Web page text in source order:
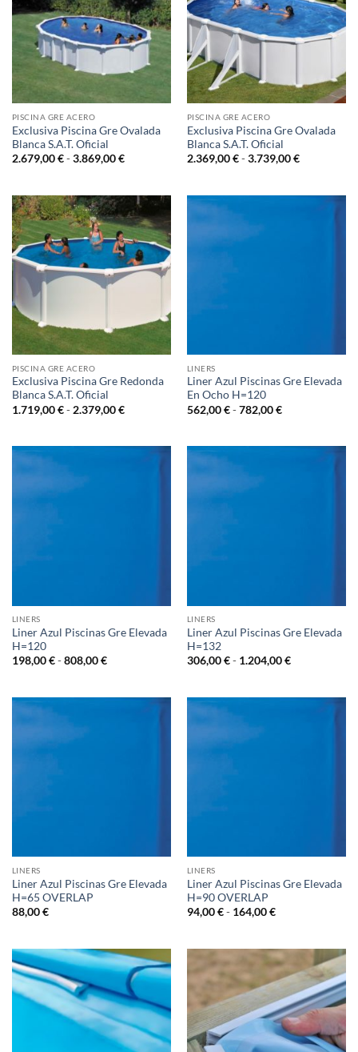
PISCINA GRE ACERO
Exclusiva Piscina Gre Ovalada
Blanca S.A.T. Oficial
2.679,00€ - 3.869,00€Rango
2.679,00 €
hasta
3.869,00 €
PISCINA GRE ACERO
Exclusiva Piscina Gre Ovalada
Blanca S.A.T. Oficial
2.369,00€ - 3.739,00€Rango
2.369,00 €
PISCINA GRE ACERO
Exclusiva Piscina Gre Redonda
Blanca S.A.T. Oficial
1.719,00€ - 2.379,00€Rango
1.719,00 €
LINERS
Liner Azul Piscinas Gre Elevada
En Ocho H=120
562,00€ - 782,00€Rango
562,00 €
LINERS
Liner Azul Piscinas Gre Elevada
H=120
198,00€ - 808,00€Rango
198,00 €
LINERS
Liner Azul Piscinas Gre Elevada
H=132
306,00€ - 1.204,00€Rango
306,00 €
LINERS
Liner Azul Piscinas Gre Elevada
H=65 OVERLAP
88,00€
LINERS
Liner Azul Piscinas Gre Elevada
H=90 OVERLAP
94,00€ - 164,00€Rango
94,00 €
hasta
164,00 €